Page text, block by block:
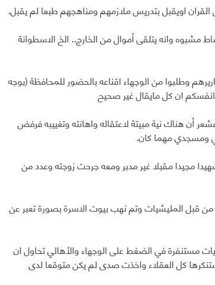
اويقبل بتدريس ملازمهم ومناهجهم طبعا لم يقبل.
مشبوه وانه يتلقى أموال من الخارج.. الخ الاسطوانة
وطلبوا من الوجهاء اقناعه بالحضور للمحافظة (بوجه
بانفسكم ان كل مايقال غير صحيح
أن هناك نية مبيتة لاعتقاله واهانته وتغييبه فرفض
ومسجدي مهما كان.
مجيدا مقبلا غير مدبر ومعه جرحت زوجته وعدد من
من قبل المليشيات وتم نهب بيوت الاسرة بصورة تعبر عن
مستنفرة في الضغط على الوجهاء والأهالي تحاول ان
استنكرها كل العقلاء واخذت صدى لم يكن متوقعا لدى